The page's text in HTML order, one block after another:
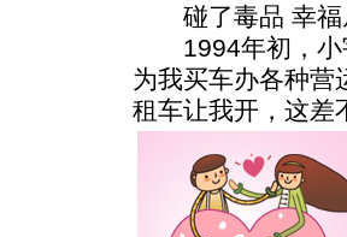
碰了毒品 幸福
1994年初，小
为我买车办各种营
租车让我开，这差